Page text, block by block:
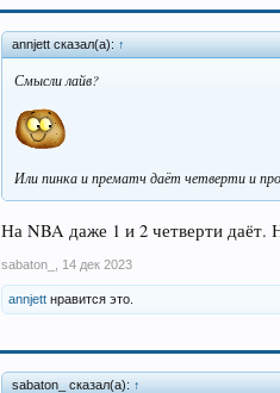
annjett сказал(а): ↑
Смысли лайв?
Или пинка и прематч даёт четверти и
На NBA даже 1 и 2 четверти даёт.
sabaton_ 14 дек 2023
annjett нравится это.
sabaton_ сказал(а): ↑